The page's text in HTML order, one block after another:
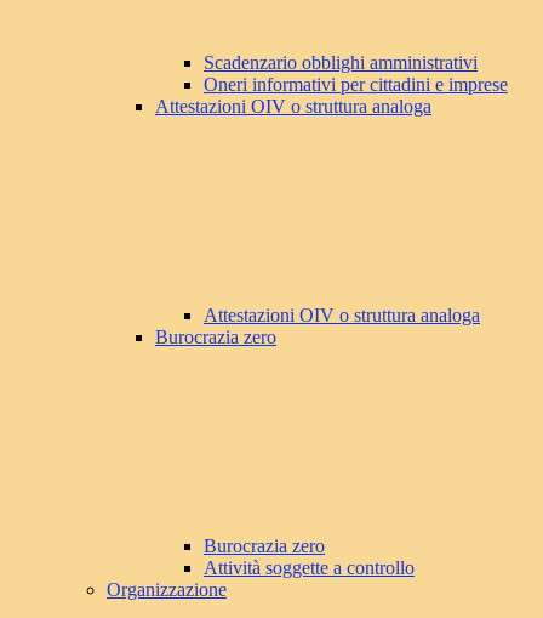
Scadenzario obblighi amministrativi
Oneri informativi per cittadini e imprese
Attestazioni OIV o struttura analoga
Attestazioni OIV o struttura analoga
Burocrazia zero
Burocrazia zero
Attività soggette a controllo
Organizzazione